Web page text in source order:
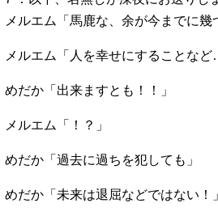
メルエム「馬鹿な、余が今までに幾
メルエム「人を幸せにすることな
めだか「出来ますとも！！」
メルエム「！？」
めだか「過去に過ちを犯しても」
めだか「未来は退屈などではない！」